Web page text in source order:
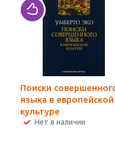
Поиски
языка в европейской
культуре
Нет в наличии